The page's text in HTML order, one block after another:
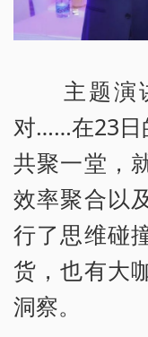
主题演讲
对……在23日
共聚一堂，
效率聚合以
行了思维碰
货，也有大
洞察。